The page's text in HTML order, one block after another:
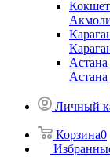
Астана
Астана
Личный
Корзина0